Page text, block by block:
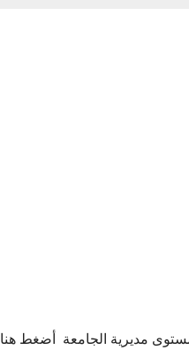
مديرية الجامعة أضغط هنا